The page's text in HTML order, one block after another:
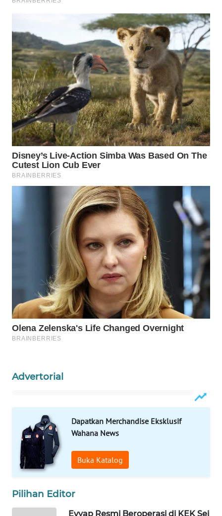
Advertorial
Dapatkan Merchandise Eksklusif
Wahana News
Buka Katalog
Pilihan Editor
Evyap Resmi Beroperasi di KEK Sei
SURABAYA
WN
NATUNA
WN
BINTAN
WN
MANDALIKA
Wahana
Media
Group
WAHANA
WAHANA
WAHANA
ADVOKAT
WAHANA
INFRASTRUKTUR
WAHANA
KONSUMEN